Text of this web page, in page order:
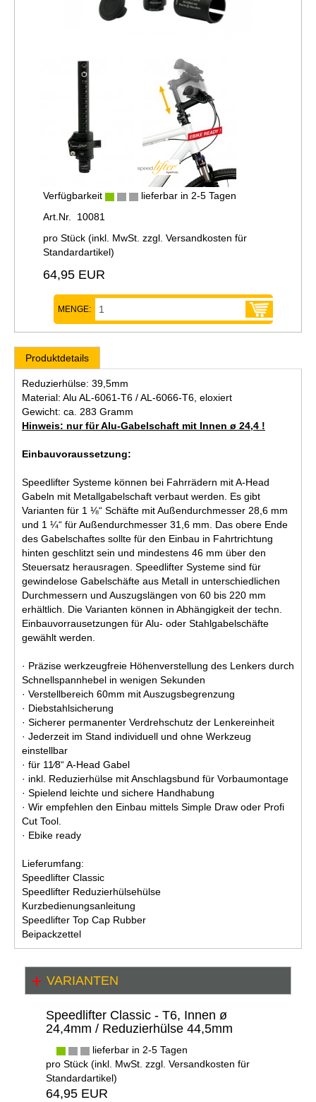
Verfügbarkeit
lieferbar in 2-5 Tagen
Art.Nr. 10081
pro Stück (inkl. MwSt. zzgl. Versandkosten für
Standardartikel)
64,95 EUR
MENGE:
Produktdetails
Reduzierhülse: 39,5mm
Material: Alu AL-6061-T6 / AL-6066-T6, eloxiert
Gewicht: ca. 283 Gramm
Hinweis: nur für Alu-Gabelschaft mit Innen ø 24,4 !
Einbauvoraussetzung:
Speedlifter Systeme können bei Fahrrädern mit A-Head
Gabeln mit Metallgabelschaft verbaut werden. Es gibt
Varianten für 1 ⅛“ Schäfte mit Außendurchmesser 28,6 mm
und 1 ¼“ für Außendurchmesser 31,6 mm. Das obere Ende
des Gabelschaftes sollte für den Einbau in Fahrtrichtung
hinten geschlitzt sein und mindestens 46 mm über den
Steuersatz herausragen. Speedlifter Systeme sind für
gewindelose Gabelschäfte aus Metall in unterschiedlichen
Durchmessern und Auszugslängen von 60 bis 220 mm
erhältlich. Die Varianten können in Abhängigkeit der techn.
Einbauvorrausetzungen für Alu- oder Stahlgabelschäfte
gewählt werden.
· Präzise werkzeugfreie Höhenverstellung des Lenkers durch
Schnellspannhebel in wenigen Sekunden
· Verstellbereich 60mm mit Auszugsbegrenzung
· Diebstahlsicherung
· Sicherer permanenter Verdrehschutz der Lenkereinheit
· Jederzeit im Stand individuell und ohne Werkzeug
einstellbar
· für 11∕8“ A-Head Gabel
· inkl. Reduzierhülse mit Anschlagsbund für Vorbaumontage
· Spielend leichte und sichere Handhabung
· Wir empfehlen den Einbau mittels Simple Draw oder Profi
Cut Tool.
· Ebike ready
Lieferumfang:
Speedlifter Classic
Speedlifter Reduzierhülsehülse
Kurzbedienungsanleitung
Speedlifter Top Cap Rubber
Beipackzettel
VARIANTEN
Speedlifter Classic - T6, Innen ø
24,4mm / Reduzierhülse 44,5mm
lieferbar in 2-5 Tagen
pro Stück (inkl. MwSt. zzgl. Versandkosten für
Standardartikel)
64,95 EUR